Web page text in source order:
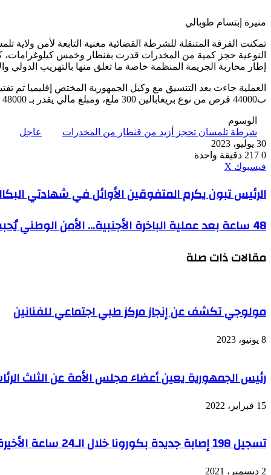
منيرة إبتسام طوبالي
تمكنت الفرقة المتنقلة للشرطة القضائية مغنية التابعة لأمن
النوعية حجز كمية من المخدرات قدرت بقنطار وخمس كيلوغرامات،
إطار محاربة الجريمة المنظمة خاصة ما تعلق منها بالتهريب الدولي
العملية جاءت بعد التنسيق مع وكيل الجمهورية المختص إقليميا
ب44000 قرص من نوع بريغابالين 300 ملغ، ومبلغ مالي يقدر بـ 48000 دج.
الوسوم
شرطة تلمسان تحجز أزيد من قنطار من المخدرات
عاجل
30 يوليو، 2023
0
دقيقة واحدة
فيسبوك ‫X
الرئيس
تبون
المتفوقين
شهادتي
الرئيس تبون يكرم المتفوقين الأوائل في شهادتي
48
ساعة
عملية
يُحبط
من
أكبر
إغراق
الجزائر
من
من
الكوكايين
48 ساعة بعد عملية الباخرة الأجنبية... الأمن الوطني يُحبط واحدة من أكبر عمليات إغراق الجزائر بـأزيد من 79 كلغ من الكوكايين
مقالات ذات صلة
مولوجي تكشف عن إنجاز مركز طبي اجتماعي للفنانين
8 يونيو، 2023
رئيس الجمهورية يعين أعضاء مجلس الأمة عن الثلث
15 فبراير، 2022
تسجيل 198 إصابة جديدة بكورونا خلال الـ24 ساعة الأخيرة
2 ديسمبر، 2021